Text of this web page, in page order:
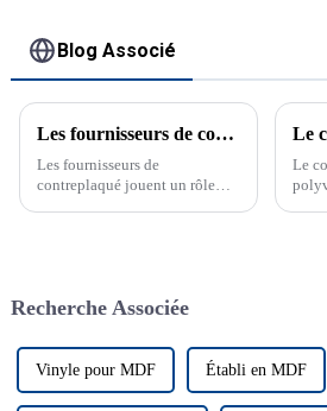
Blog Associé
Les fournisseurs de contreplaqué transforment le marché
Les fournisseurs de
contreplaqué jouent un rôle
produits garantissant durabilité
Le
Recherche Associée
Vinyle pour MDF Établi en MDF